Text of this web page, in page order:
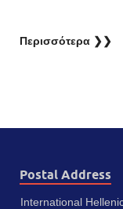
Περισσότερα ❯❯
Postal Address
International